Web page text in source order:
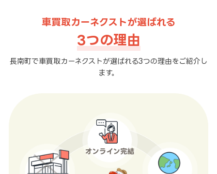
車買取カーネクストが選ばれる
3つの理由
長南町で車買取カーネクストが選ばれる3つの理由をご紹介し
ます。